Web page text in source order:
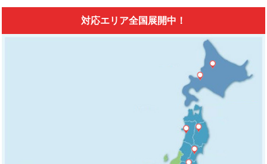
対応エリア全国展開中！